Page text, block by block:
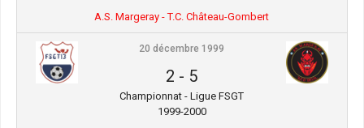
A.S. Margeray - T.C. Château-Gombert
20 décembre 1999
2 - 5
Championnat - Ligue FSGT
1999-2000